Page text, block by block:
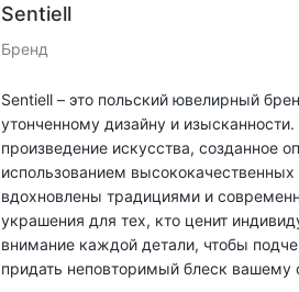
Sentiell
Бренд
Sentiell – это польский ювелирный
утонченному дизайну и
произведение искусства, созданное
использованием
вдохновлены традициями и
украшения для тех, кто ценит
внимание каждой детали, чтобы
придать неповторимый блеск вашему